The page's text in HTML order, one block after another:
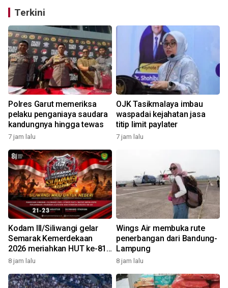
Terkini
Polres Garut memeriksa
pelaku penganiaya saudara
kandungnya hingga tewas
7 jam lalu
OJK Tasikmalaya imbau
waspadai kejahatan jasa
titip limit paylater
7 jam lalu
Kodam III/Siliwangi gelar
Semarak Kemerdekaan
2026 meriahkan HUT ke-81
RI
8 jam lalu
Wings Air membuka rute
penerbangan dari Bandung-
Lampung
8 jam lalu